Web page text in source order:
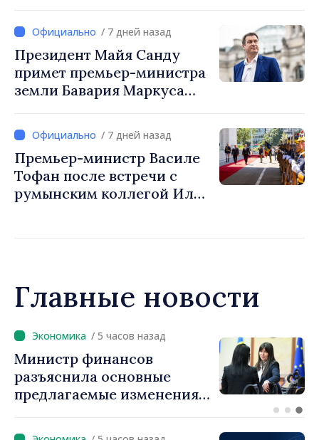
Мартином
/ 7 дней назад
Президент Майя Санду
примет премьер-министра
земли Бавария Маркуса
/ 7 дней назад
Премьер-министр Василе
Тофан после встречи с
румынским коллегой Илие
большее число инвестиций
и возможностей для
Главные новости
/ 4 часов назад
Премьер-министр Василе
Тофан провёл телефонный
разговор с болгарским
Радевым